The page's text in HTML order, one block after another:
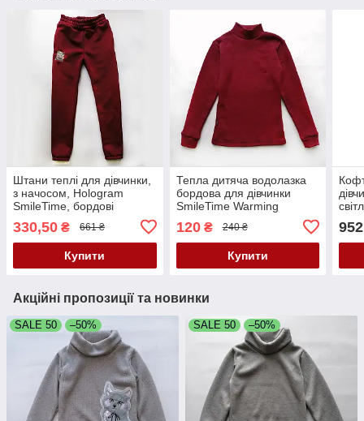
Штани теплі для дівчинки,
з начосом, Hologram
SmileTime, бордові
330,50 ₴ 661 ₴
Купити
Тепла дитяча водолазка
бордова для дівчинки
SmileTime Warming
120₴ 240 ₴
Купити
952
Акційні пропозиції та новинки
SALE 50 –50% SALE 50 –50%